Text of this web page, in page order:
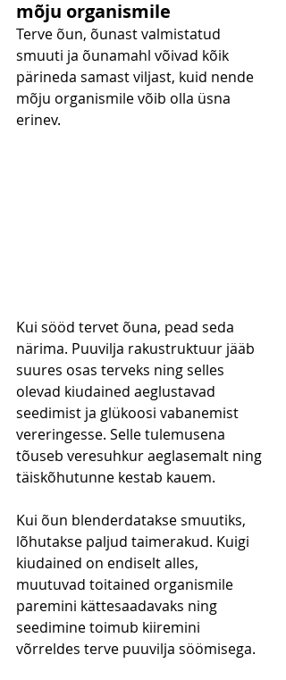
mõju organismile
Terve õun, õunast valmistatud
smuuti ja õunamahl võivad kõik
pärineda samast viljast, kuid nende
mõju organismile võib olla üsna
erinev.
Kui sööd tervet õuna, pead seda
närima. Puuvilja rakustruktuur jääb
suures osas terveks ning selles
olevad kiudained aeglustavad
seedimist ja glükoosi vabanemist
vereringesse. Selle tulemusena
tõuseb veresuhkur aeglasemalt ning
täiskõhutunne kestab kauem.
Kui õun blenderdatakse smuutiks,
lõhutakse paljud taimerakud. Kuigi
kiudained on endiselt alles,
muutuvad toitained organismile
paremini kättesaadavaks ning
seedimine toimub kiiremini
võrreldes terve puuvilja söömisega.